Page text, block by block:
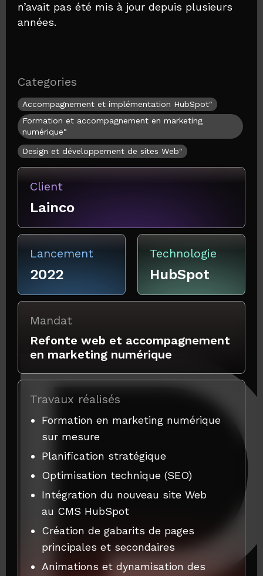
n’avait pas été mis à jour depuis plusieurs
années.
Categories
Accompagnement et implémentation HubSpot"
Formation et accompagnement en marketing
numérique"
Design et développement de sites Web"
Client
Lainco
Lancement
2022
Technologie
HubSpot
Mandat
Refonte web et accompagnement
en marketing numérique
Travaux réalisés
Formation en marketing numérique
sur mesure
Planification stratégique
Optimisation technique (SEO)
Intégration du nouveau site Web
au CMS HubSpot
Création de gabarits de pages
principales et secondaires
Animations et dynamisation des